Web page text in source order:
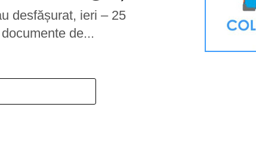
desfășurat, ieri – 25
de...